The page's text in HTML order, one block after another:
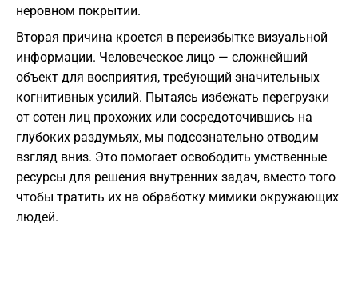
неровном покрытии.
​Вторая причина кроется в переизбытке визуальной
информации. Человеческое лицо — сложнейший
объект для восприятия, требующий значительных
когнитивных усилий. Пытаясь избежать перегрузки
от сотен лиц прохожих или сосредоточившись на
глубоких раздумьях, мы подсознательно отводим
взгляд вниз. Это помогает освободить умственные
ресурсы для решения внутренних задач, вместо того
чтобы тратить их на обработку мимики окружающих
людей.